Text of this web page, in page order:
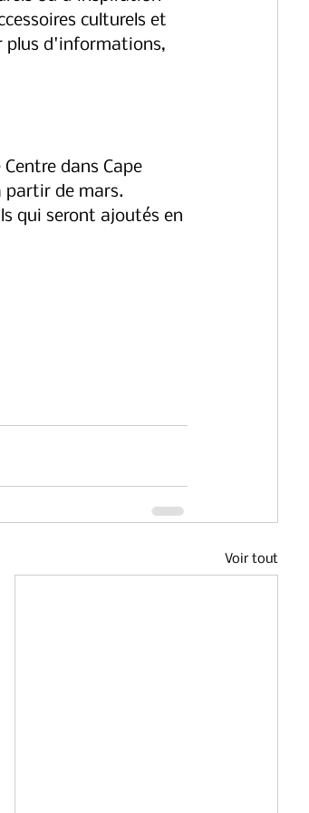
culturels et
plus d'informations,
dans Cape
partir de mars.
qui seront ajoutés en
Voir tout